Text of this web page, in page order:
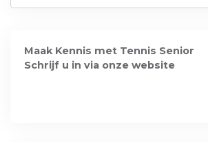
Maak Kennis met Tennis Senior
Schrijf u in via onze website